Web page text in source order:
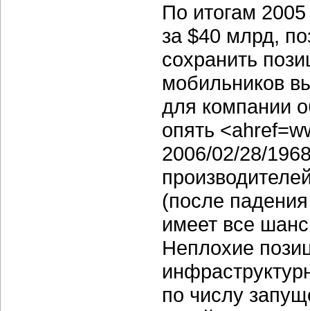
По итогам
за $40 млрд,
сохранить
мобильников
для компании
опять
2006/02/28/
(после
имеет все
Неплохие
по числу